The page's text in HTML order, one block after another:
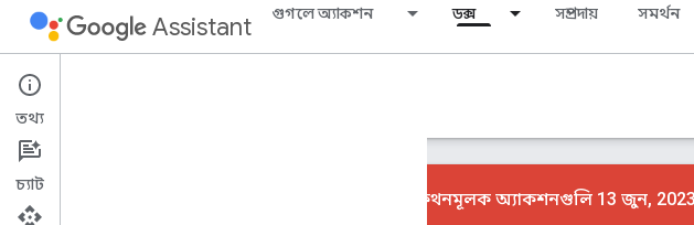
Assistant গুগলে অ্যাকশন ডক্স সম্প্রদায় সমর্থন
Actions console
কথোপকথনমূলক অ্যাকশনগুলি 13 জুন, 2023
তথ্য
চ্যাট